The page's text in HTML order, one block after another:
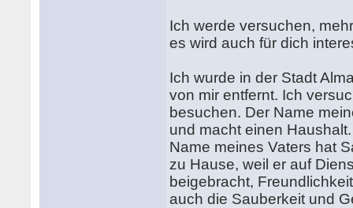
Ich werde versuchen,
es wird auch für dich
Ich wurde in der Stadt
von mir entfernt. Ich
besuchen. Der Name
und macht einen
Name meines Vaters hat
zu Hause, weil er auf
beigebracht,
auch die Sauberkeit und